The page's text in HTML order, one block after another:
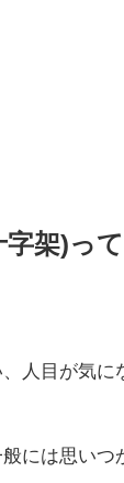
架)って
人目が気
には思いつ